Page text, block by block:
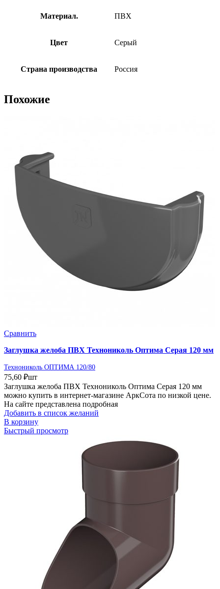
Материал. ПВХ
Цвет Серый
Страна производства Россия
Похожие
Сравнить
Заглушка желоба ПВХ Технониколь Оптима Серая 120 мм
Технониколь ОПТИМА 120/80
75,60 ₽шт
Заглушка желоба ПВХ Технониколь Оптима Серая 120 мм
можно купить в интернет-магазине АркСота по низкой цене.
На сайте представлена подробная
Добавить в список желаний
В корзину
Быстрый просмотр